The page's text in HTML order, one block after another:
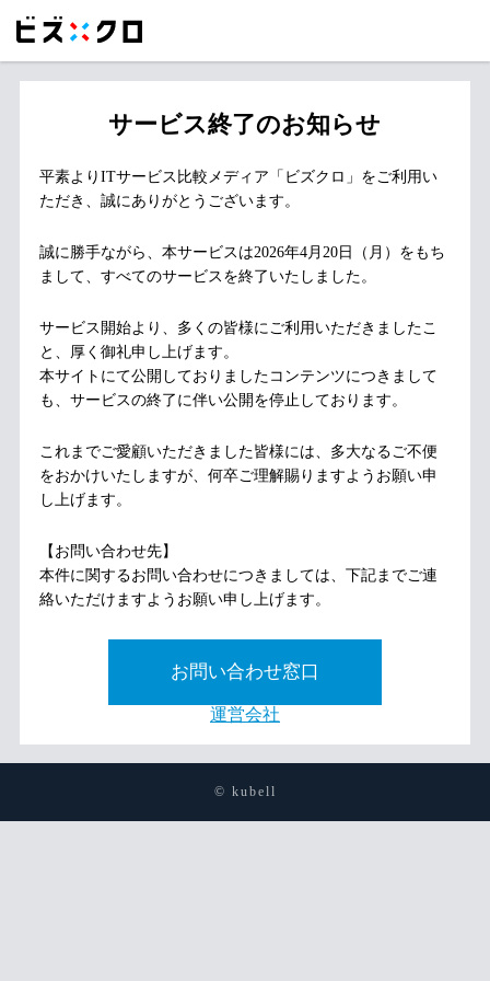
サービス終了のお知らせ
平素よりITサービス比較メディア「ビズクロ」をご利用い
ただき、誠にありがとうございます。
誠に勝手ながら、本サービスは2026年4月20日（月）をもち
まして、すべてのサービスを終了いたしました。
サービス開始より、多くの皆様にご利用いただきましたこ
と、厚く御礼申し上げます。
本サイトにて公開しておりましたコンテンツにつきまして
も、サービスの終了に伴い公開を停止しております。
これまでご愛顧いただきました皆様には、多大なるご不便
をおかけいたしますが、何卒ご理解賜りますようお願い申
し上げます。
【お問い合わせ先】
本件に関するお問い合わせにつきましては、下記までご連
絡いただけますようお願い申し上げます。
お問い合わせ窓口
運営会社
© kubell